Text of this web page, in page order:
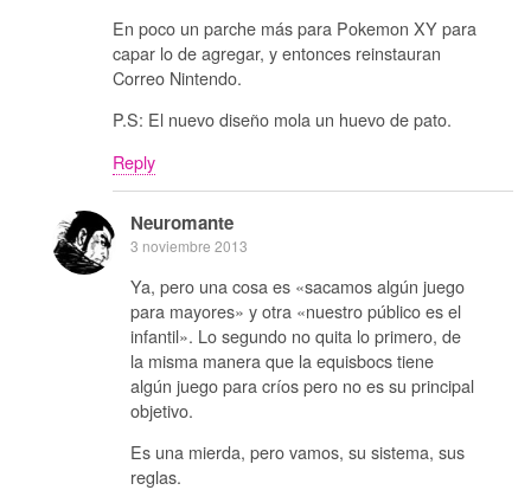
En poco un parche más para Pokemon XY para
capar lo de agregar, y entonces reinstauran
Correo Nintendo.
P.S: El nuevo diseño mola un huevo de pato.
Reply
Neuromante
3 noviembre 2013
Ya, pero una cosa es «sacamos algún juego
para mayores» y otra «nuestro público es el
infantil». Lo segundo no quita lo primero, de
la misma manera que la equisbocs tiene
algún juego para críos pero no es su principal
objetivo.
Es una mierda, pero vamos, su sistema, sus
reglas.